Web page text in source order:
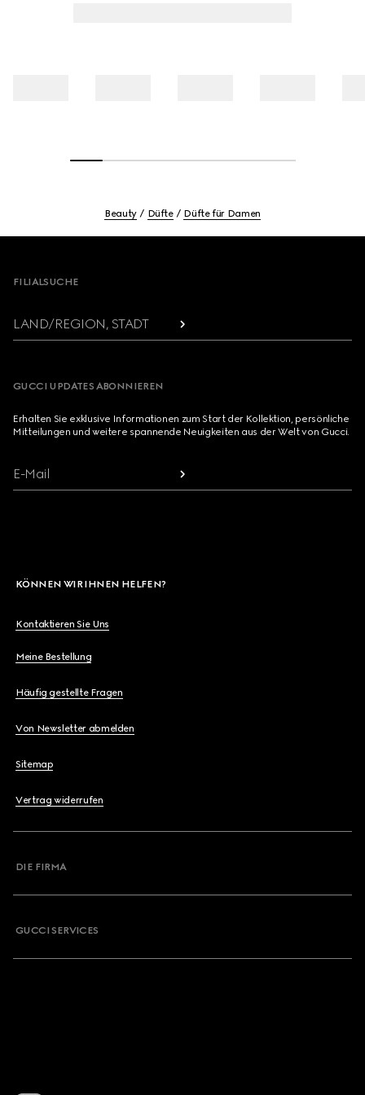
Beauty Düfte Düfte für Damen
FILIALSUCHE
LAND/REGION, STADT
GUCCI UPDATES ABONNIEREN
Erhalten Sie exklusive Informationen zum Start der Kollektion, persönliche
Mitteilungen und weitere spannende Neuigkeiten aus der Welt von Gucci.
E-Mail
KÖNNEN WIR IHNEN HELFEN?
Kontaktieren Sie Uns
Meine Bestellung
Häufig gestellte Fragen
Von Newsletter abmelden
Sitemap
Vertrag widerrufen
DIE FIRMA
GUCCI SERVICES